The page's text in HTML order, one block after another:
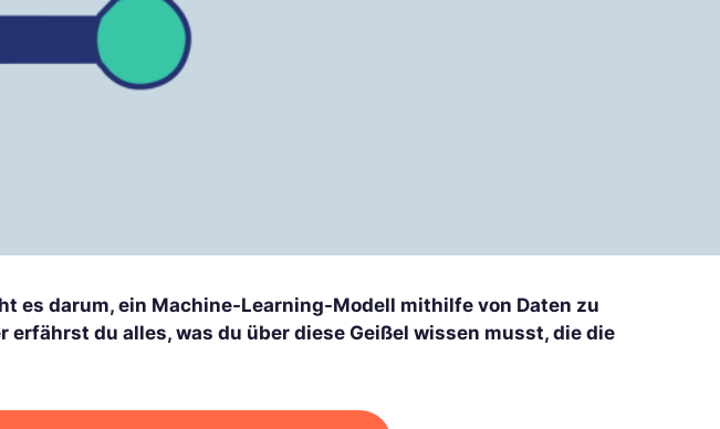
es darum, ein Machine-Learning-Modell mithilfe von Daten zu
erfährst du alles, was du über diese Geißel wissen musst, die die